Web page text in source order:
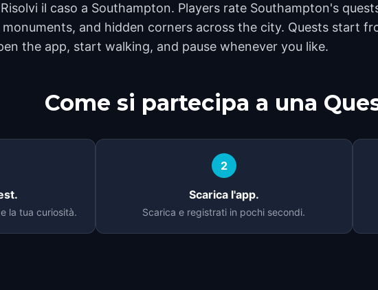
il caso a Southampton. Players rate Southampton's
and hidden corners across the city. Quests start
the app, start walking, and pause whenever you like.
Come si partecipa a una
la tua curiosità.
2
Scarica l'app.
Scarica e registrati in pochi secondi.